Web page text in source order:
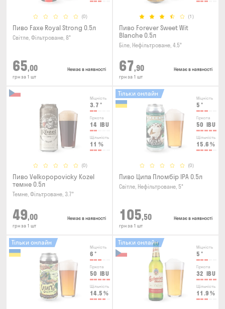
(0)
Пиво Faxe Royal Strong 0.5л
Світле, Фільтроване, 8°
65,00
грн за 1 шт
Немає в наявності
(1)
Пиво Forever Sweet Wit
Blanche 0.5л
Біле, Нефільтроване, 4.5°
67,90
грн за 1 шт
Немає в наявності
Міцність
3.7 °
Гіркота
14 IBU
Щільність
11 %
(0)
Пиво Velkopopovicky Kozel
темне 0.5л
Темне, Фільтроване, 3.7°
49,00
грн за 1 шт
Немає в наявності
Міцність
5 °
Гіркота
50 IBU
Щільність
15.6 %
(0)
Тільки онлайн
Пиво Ципа Пломбір IPA 0.5л
Світле, Нефільтроване, 5°
105,50
грн за 1 шт
Немає в наявності
Міцність
6 °
Гіркота
50 IBU
Щільність
14.5 %
Тільки онлайн
Міцність
5 °
Гіркота
32 IBU
Щільність
11.9 %
Тільки онлайн